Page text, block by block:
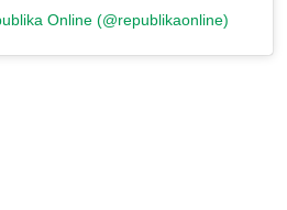
Online (@republikaonline)